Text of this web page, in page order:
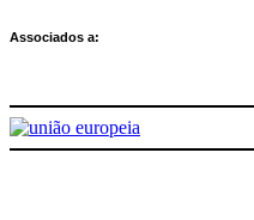
Associados a: